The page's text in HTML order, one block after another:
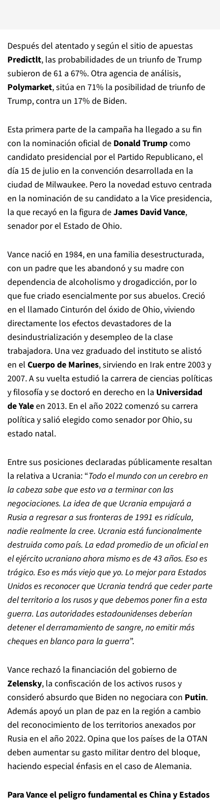
Después del atentado y según el sitio de apuestas
Predictlt, las probabilidades de un triunfo de Trump
subieron de 61 a 67%. Otra agencia de análisis,
Polymarket, sitúa en 71% la posibilidad de triunfo de
Trump, contra un 17% de Biden.
Esta primera parte de la campaña ha llegado a su fin
con la nominación oficial de Donald Trumpcomo
candidato presidencial por el Partido Republicano, el
día 15 de julio en la convención desarrollada en la
ciudad de Milwaukee. Pero la novedad estuvo centrada
en la nominación de su candidato a la Vice presidencia,
la que recayó en la figura deJames David Vance,
senador por el Estado de Ohio.
Vance nació en 1984, en una familia desestructurada,
con un padre que les abandonó y su madre con
dependencia de alcoholismo y drogadicción, por lo
que fue criado esencialmente por sus abuelos. Creció
en el llamado Cinturón del óxido de Ohio, viviendo
directamente los efectos devastadores de la
desindustrialización y desempleo de la clase
trabajadora. Una vez graduado del instituto se alistó
en el Cuerpo de Marines, sirviendo en Irak entre 2003 y
2007. A su vuelta estudió la carrera de ciencias políticas
y filosofía y se doctoró en derecho en la Universidad
de Yaleen 2013. En el año 2022 comenzó su carrera
política y salió elegido como senador por Ohio, su
estado natal.
Entre sus posiciones declaradas públicamente resaltan
la relativa a Ucrania: “Todo el mundo con un cerebro en
la cabeza sabe que esto va a terminar con las
negociaciones. La idea de que Ucrania empujará a
Rusia a regresar a sus fronteras de 1991 es ridícula,
nadie realmente la cree. Ucrania está funcionalmente
destruida como país. La edad promedio de un oficial en
el ejército ucraniano ahora mismo es de 43 años. Eso es
trágico. Eso es más viejo que yo. Lo mejor para Estados
Unidos es reconocer que Ucrania tendrá que ceder parte
del territorio a los rusos y que debemos poner fin a esta
guerra. Las autoridades estadounidenses deberían
detener el derramamiento de sangre, no emitir más
cheques en blanco para la guerra”.
Vance rechazó la financiación del gobierno de
Zelensky, la confiscación de los activos rusos y
consideró absurdo que Biden no negociara con Putin.
Además apoyó un plan de paz en la región a cambio
del reconocimiento de los territorios anexados por
Rusia en el año 2022. Opina que los países de la OTAN
deben aumentar su gasto militar dentro del bloque,
haciendo especial énfasis en el caso de Alemania.
Para Vance el peligro fundamental es China y Estados